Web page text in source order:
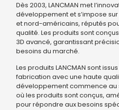
Dès 2003, LANCMAN met
développement et s’impose
et nord-américains, réputés
qualité. Les produits sont
3D avancé, garantissant
besoins du marché.
Les produits LANCMAN sont
fabrication avec une haute
développement commence au
où les produits sont conçus,
pour répondre aux besoins